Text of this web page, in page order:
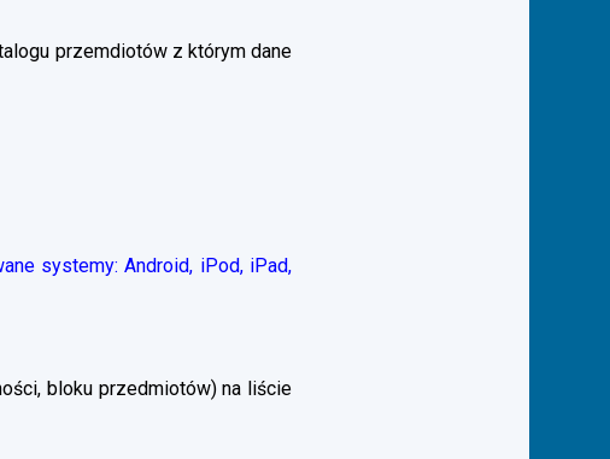
przemdiotów z którym dane
systemy: Android, iPod, iPad,
bloku przedmiotów) na liście